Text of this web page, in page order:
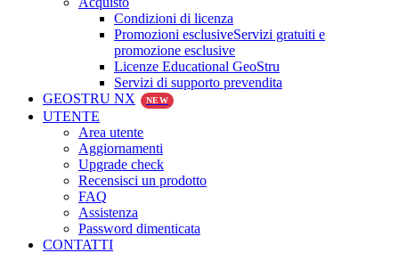
Condizioni di licenza
Promozioni esclusiveServizi gratuiti e
promozione esclusive
Licenze Educational GeoStru
Servizi di supporto prevendita
GEOSTRU NX
NEW
UTENTE
Area utente
Aggiornamenti
Upgrade check
Recensisci un prodotto
FAQ
Assistenza
Password dimenticata
CONTATTI